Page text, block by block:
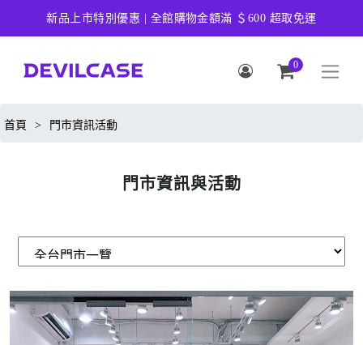
新品上市特別優惠 | 全館購物金額滿 ＄600 超取免運
0
首頁 > 門市資訊活動
門市資訊與活動